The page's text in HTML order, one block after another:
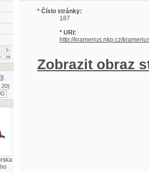
* Číslo stránky:
187
* URI:
http://kramerius.nkp.cz/kramerius/